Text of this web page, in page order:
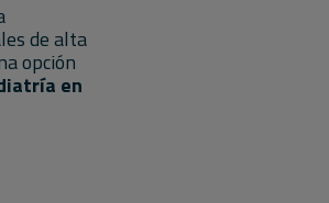
de alta
opción
en